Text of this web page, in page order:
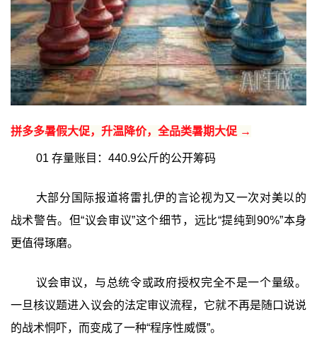
拼多多暑假大促，升温降价，全品类暑期大促 →
01 存量账目：440.9公斤的公开筹码
大部分国际报道将雷扎伊的言论视为又一次对美以的
战术警告。但“议会审议”这个细节，远比“提纯到90%”本身
更值得琢磨。
议会审议，与总统令或政府授权完全不是一个量级。
一旦核议题进入议会的法定审议流程，它就不再是随口说说
的战术恫吓，而变成了一种‍“程序性威慑”‍。